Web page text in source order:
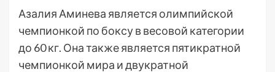
Азалия Аминева является олимпийской
чемпионкой по боксу в весовой категории
до 60 кг. Она также является пятикратной
чемпионкой мира и двукратной